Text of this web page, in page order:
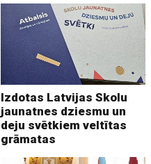
Izdotas Latvijas Skolu
jaunatnes dziesmu un
deju svētkiem veltītas
grāmatas